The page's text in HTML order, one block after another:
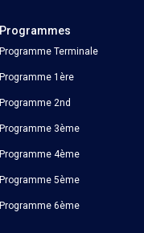
Programmes
Programme Terminale
Programme 1ère
Programme 2nd
Programme 3ème
Programme 4ème
Programme 5ème
Programme 6ème